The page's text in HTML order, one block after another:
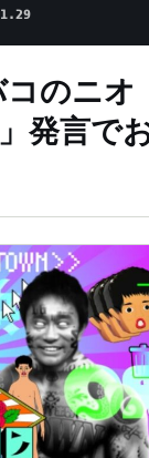
のニオ
発言で